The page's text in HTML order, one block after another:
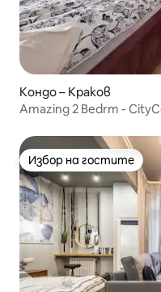
Кондо – Краков
Amazing 2 Bedrm -
Избор на гостите
Избор на гостите